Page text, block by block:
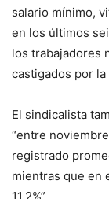
salario mínimo,
en los últimos
los trabajadores
castigados por la
El sindicalista
“entre
registrado
mientras que en
11,2%”.